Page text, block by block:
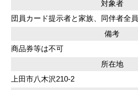
対象者
団員カード提示者と家族、同伴者全員
備考
商品券等は不可
所在地
上田市八木沢210-2